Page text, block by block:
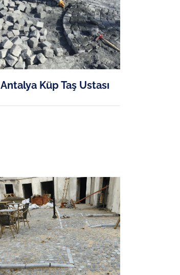
Antalya Küp Taş Ustası